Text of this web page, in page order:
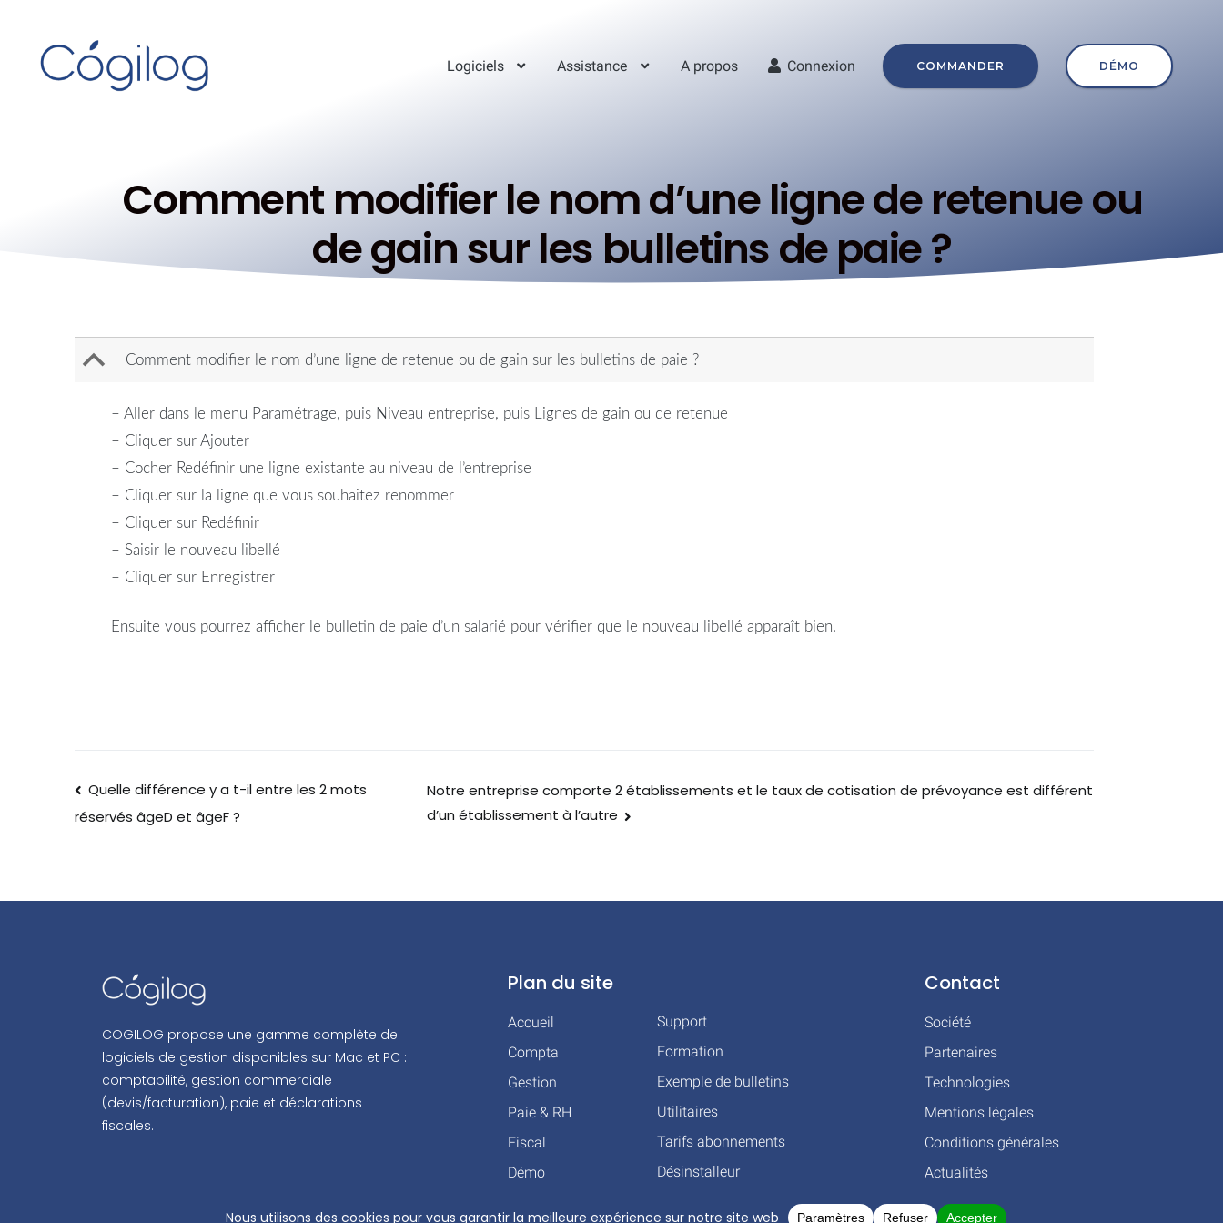
Logiciels Assistance A propos Connexion COMMANDER DÉMO
Comment modifier le nom d’une ligne de retenue ou
de gain sur les bulletins de paie ?
B Comment modifier le nom d’une ligne de retenue ou de gain sur les bulletins de paie ?
– Aller dans le menu Paramétrage, puis Niveau entreprise, puis Lignes de gain ou de retenue
– Cliquer sur Ajouter
– Cocher Redéfinir une ligne existante au niveau de l’entreprise
– Cliquer sur la ligne que vous souhaitez renommer
– Cliquer sur Redéfinir
– Saisir le nouveau libellé
– Cliquer sur Enregistrer
Ensuite vous pourrez afficher le bulletin de paie d’un salarié pour vérifier que le nouveau libellé apparaît bien.
Quelle différence y a t-il entre les 2 mots
réservés âgeD et âgeF ?
Notre entreprise comporte 2 établissements et le taux de cotisation de prévoyance est différent
d’un établissement à l’autre
COGILOG propose une gamme complète de
logiciels de gestion disponibles sur Mac et PC :
comptabilité, gestion commerciale
(devis/facturation), paie et déclarations
fiscales.
Plan du site
Accueil
Compta
Gestion
Paie & RH
Fiscal
Démo
Support
Formation
Exemple de bulletins
Utilitaires
Tarifs abonnements
Désinstalleur
Contact
Société
Partenaires
Technologies
Mentions légales
Conditions générales
Actualités
COPYRIGHT © 2026 TOUS DROITS RÉSERVÉS – COGILOG – 3 RUE DES CHARRONS 31700 BLAGNAC